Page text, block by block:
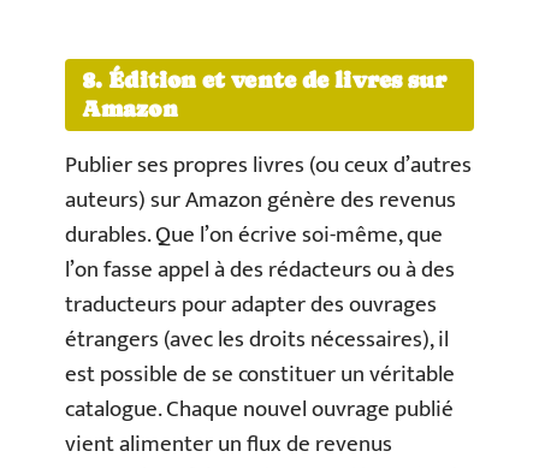
8. Édition et vente de livres sur
Amazon
Publier ses propres livres (ou ceux d’autres
auteurs) sur Amazon génère des revenus
durables. Que l’on écrive soi-même, que
l’on fasse appel à des rédacteurs ou à des
traducteurs pour adapter des ouvrages
étrangers (avec les droits nécessaires), il
est possible de se constituer un véritable
catalogue. Chaque nouvel ouvrage publié
vient alimenter un flux de revenus